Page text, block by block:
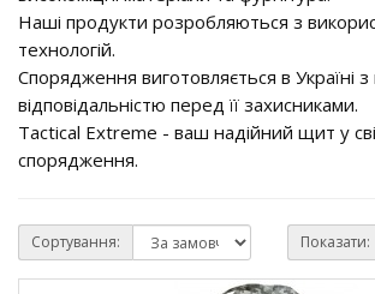
Наші продукти розробляються з
технологій.
Спорядження виготовляється в Україні з
відповідальністю перед її захисниками.
Tactical Extreme - ваш надійний щит у
спорядження.
Сортування: Показати: